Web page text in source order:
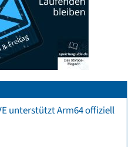
unterstützt Arm64 offiziell